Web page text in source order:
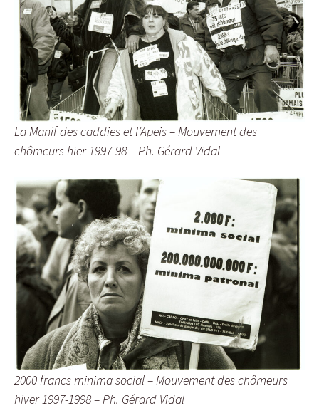
La Manif des caddies et l’Apeis – Mouvement des
chômeurs hier 1997-98 – Ph. Gérard Vidal
2000 francs minima social – Mouvement des chômeurs
hiver 1997-1998 – Ph. Gérard Vidal